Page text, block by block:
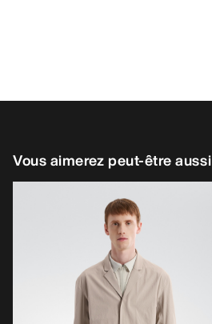
Vous aimerez peut-être aussi